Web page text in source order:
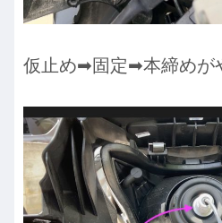
仮止め➡︎固定➡︎本締めが